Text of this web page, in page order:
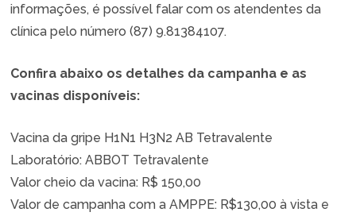
informações, é possível falar com os atendentes da
clínica pelo número (87) 9.81384107.
Confira abaixo os detalhes da campanha e as
vacinas disponíveis:
Vacina da gripe H1N1 H3N2 AB Tetravalente
Laboratório: ABBOT Tetravalente
Valor cheio da vacina: R$ 150,00
Valor de campanha com a AMPPE: R$130,00 à vista e